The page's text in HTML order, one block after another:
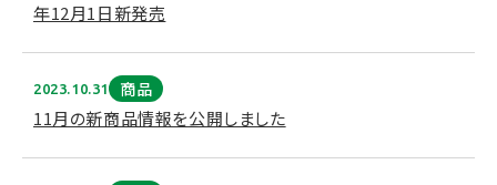
年12月1日新発売
2023.10.31 商品
11月の新商品情報を公開しました